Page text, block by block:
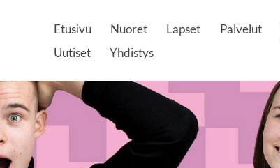
Etusivu Nuoret Lapset Palvelut
Uutiset
Yhdistys